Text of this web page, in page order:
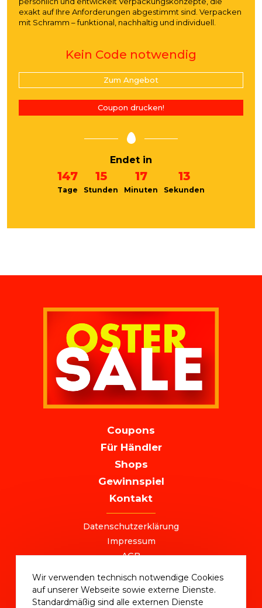
exakt auf Ihre Anforderungen abgestimmt sind. Verpacken
mit Schramm – funktional, nachhaltig und individuell.
Kein Code notwendig
Zum Angebot
Coupon drucken!
Endet in
147
Tage
15
Stunden
17
Minuten
13
Sekunden
NAVIGATION
Coupons
Für Händler
Shops
Gewinnspiel
Kontakt
Datenschutzerklärung
Impressum
AGB
ostersale@deutschlandvoucher.de
OSTER SALE 2025 – eine Kampagne der
Wir verwenden technisch notwendige Cookies
auf unserer Webseite sowie externe Dienste.
Standardmäßig sind alle externen Dienste